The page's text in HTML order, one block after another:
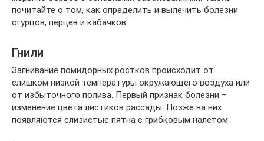
почитайте о том, как определить и вылечить болезни
огурцов, перцев и кабачков.
Гнили
Загнивание помидорных ростков происходит от
слишком низкой температуры окружающего воздуха или
от избыточного полива. Первый признак болезни –
изменение цвета листиков рассады. Позже на них
появляются слизистые пятна с грибковым налетом.